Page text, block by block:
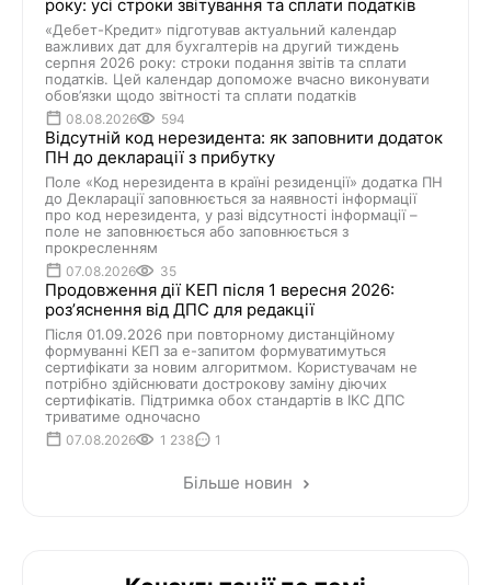
року: усі строки звітування та сплати податків
«Дебет-Кредит» підготував актуальний календар
важливих дат для бухгалтерів на другий тиждень
серпня 2026 року: строки подання звітів та сплати
податків. Цей календар допоможе вчасно виконувати
обов’язки щодо звітності та сплати податків
08.08.2026 594
Відсутній код нерезидента: як заповнити додаток
ПН до декларації з прибутку
Поле «Код нерезидента в країні резиденції» додатка ПН
до Декларації заповнюється за наявності інформації
про код нерезидента, у разі відсутності інформації –
поле не заповнюється або заповнюється з
прокресленням
07.08.2026 35
Продовження дії КЕП після 1 вересня 2026:
розʼяснення від ДПС для редакції
Після 01.09.2026 при повторному дистанційному
формуванні КЕП за е-запитом формуватимуться
сертифікати за новим алгоритмом. Користувачам не
потрібно здійснювати дострокову заміну діючих
сертифікатів. Підтримка обох стандартів в ІКС ДПС
триватиме одночасно
07.08.2026 1 238 1
Більше новин